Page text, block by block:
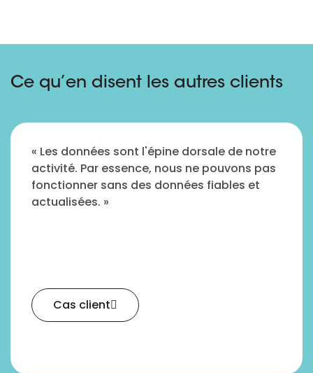
Ce qu’en disent les autres clients
« Les données sont l'épine dorsale de notre
activité. Par essence, nous ne pouvons pas
fonctionner sans des données fiables et
actualisées. »
Cas client